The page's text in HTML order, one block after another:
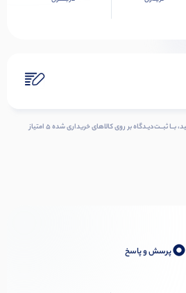
شمـا هـم دربـاره ایـن کــالا دیــدگاه ثبــت کنید، بــا ثبــت‌دیـدگاه بر روی کالاهای خریداری شده ۵ امتیاز
0پرسش و پاسخ